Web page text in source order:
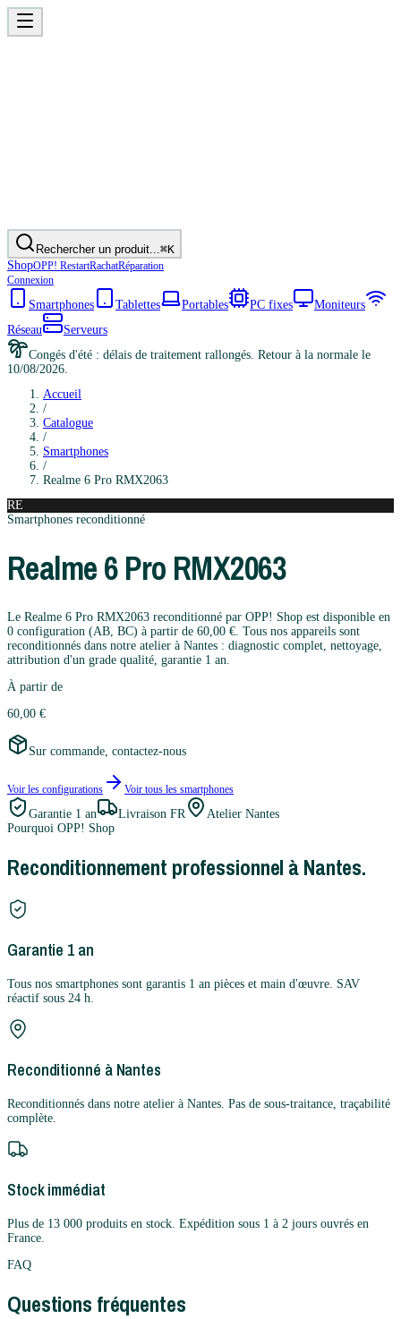
Rechercher un produit...⌘K
ShopOPP! RestartRachatRéparation
Connexion
Smartphones Tablettes Portables PC fixes
Moniteurs
Réseau
Serveurs
Congés d'été : délais de traitement rallongés. Retour à la normale le
10/08/2026.
Accueil
/
Catalogue
/
Smartphones
/
Realme 6 Pro RMX2063
RE
Smartphones reconditionné
Realme6 Pro RMX2063
Le Realme 6 Pro RMX2063 reconditionné par OPP! Shop est disponible en
0 configuration (AB, BC) à partir de 60,00 €. Tous nos appareils sont
reconditionnés dans notre atelier à Nantes : diagnostic complet, nettoyage,
attribution d'un grade qualité, garantie 1 an.
À partir de
60,00 €
Sur commande, contactez-nous
Voir les configurations Voir tous les smartphones
Garantie 1 an Livraison FR
Atelier Nantes
Pourquoi OPP! Shop
Reconditionnement professionnel à Nantes.
Garantie 1 an
Tous nos smartphones sont garantis 1 an pièces et main d'œuvre. SAV
réactif sous 24 h.
Reconditionné à Nantes
Reconditionnés dans notre atelier à Nantes. Pas de sous-traitance, traçabilité
complète.
Stock immédiat
Plus de 13 000 produits en stock. Expédition sous 1 à 2 jours ouvrés en
France.
FAQ
Questions fréquentes